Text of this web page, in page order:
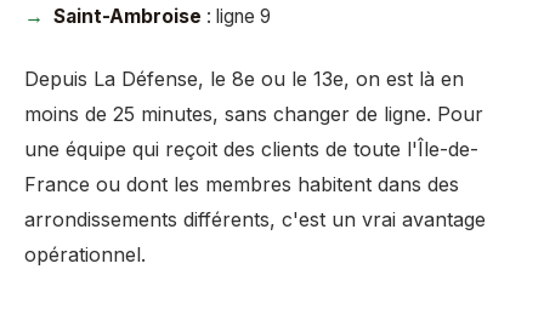
Saint-Ambroise : ligne 9
Depuis La Défense, le 8e ou le 13e, on est là en
moins de 25 minutes, sans changer de ligne. Pour
une équipe qui reçoit des clients de toute l'Île-de-
France ou dont les membres habitent dans des
arrondissements différents, c'est un vrai avantage
opérationnel.